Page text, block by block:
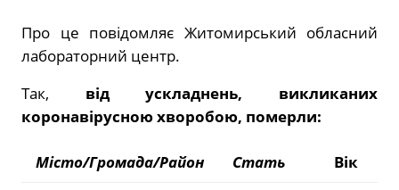
Про це повідомляє Житомирський обласний
лабораторний центр.
Так, від ускладнень, викликаних
коронавірусною хворобою, померли:
Місто/Громада/Район Стать
Вік